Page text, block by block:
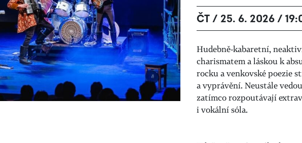
ČT / 25. 6. 2026 /
Hudebně-kabaretní,
charismatem a láskou k
rocku a venkovské poezie
a vyprávění. Neustále
zatímco rozpoutávají
i vokální sóla.